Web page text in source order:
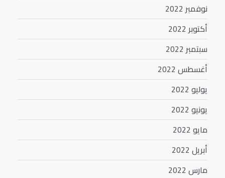
نوفمبر 2022
أكتوبر 2022
سبتمبر 2022
أغسطس 2022
يوليو 2022
يونيو 2022
مايو 2022
أبريل 2022
مارس 2022